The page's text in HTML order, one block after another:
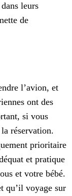
leurs
de
l’avion, et
ont des
si vous
réservation.
prioritaire
et pratique
et votre bébé.
qu’il voyage sur